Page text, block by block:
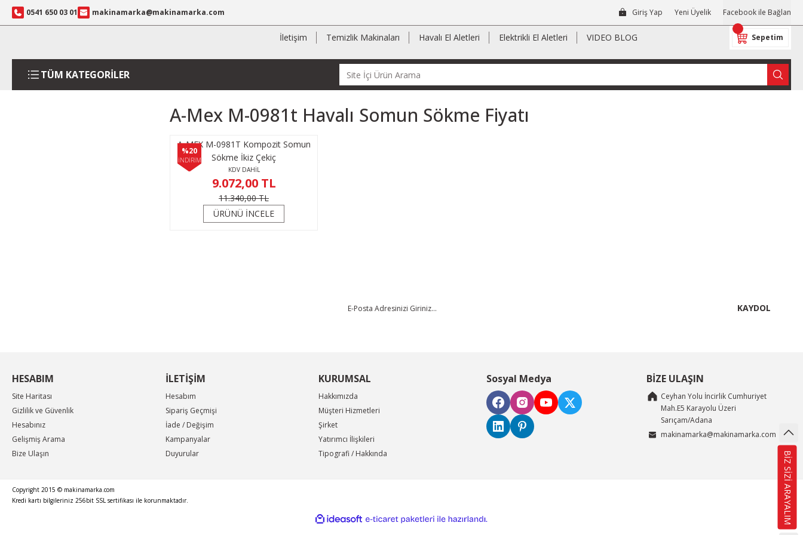
0541 650 03 01 makinamarka@makinamarka.com Giriş Yap Yeni Üyelik Facebook ile Bağlan
İletişim Temizlik Makinaları Havalı El Aletleri Elektrikli El Aletleri VIDEO BLOG Sepetim
TÜM KATEGORİLER
A-Mex M-0981t Havalı Somun Sökme Fiyatı
%20
İNDİRİM
A-MEX M-0981T Kompozit Somun
Sökme İkiz Çekiç
KDV DAHİL
9.072,00 TL
11.340,00 TL
ÜRÜNÜ İNCELE
KAYDOL
HESABIM
Site Haritası
Gizlilik ve Güvenlik
Hesabınız
Gelişmiş Arama
Bize Ulaşın
İLETİŞİM
Hesabım
Sipariş Geçmişi
İade / Değişim
Kampanyalar
Duyurular
KURUMSAL
Hakkımızda
Müşteri Hizmetleri
Şirket
Yatırımcı İlişkileri
Tipografi / Hakkında
Sosyal Medya BİZE ULAŞIN
Ceyhan Yolu İncirlik Cumhuriyet
Mah.E5 Karayolu Üzeri
Sarıçam/Adana
makinamarka@makinamarka.com
Copyright 2015 © makinamarka.com
Kredi kartı bilgileriniz 256bit SSL sertifikası ile korunmaktadır.
BİZ SİZİ ARAYALIM
ideasoft
e-